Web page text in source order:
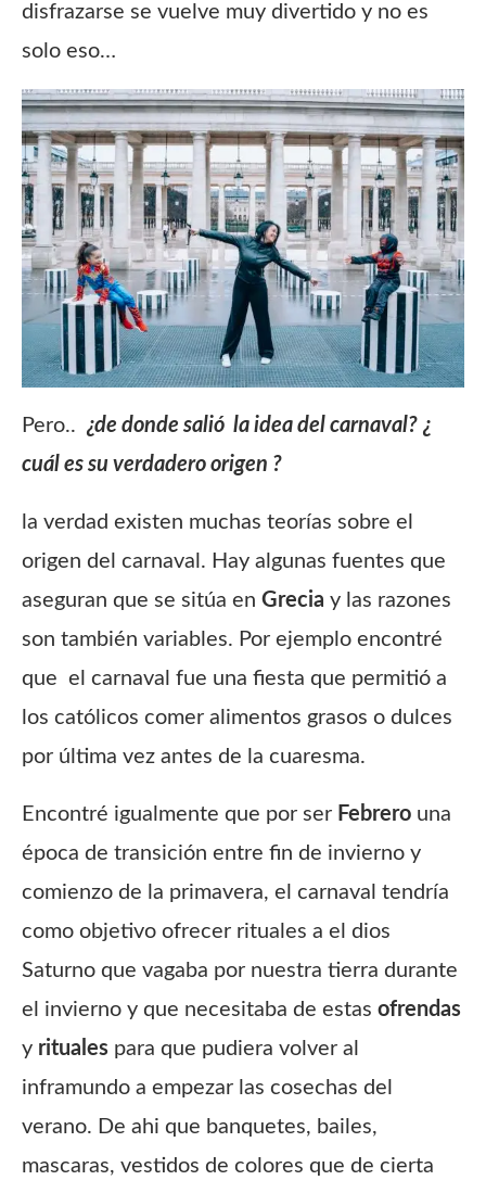
disfrazarse se vuelve muy divertido y no es
solo eso…
Pero.. ¿de donde salió la idea del carnaval? ¿
cuál es su verdadero origen ?
la verdad existen muchas teorías sobre el
origen del carnaval. Hay algunas fuentes que
aseguran que se sitúa en Grecia y las razones
son también variables. Por ejemplo encontré
que el carnaval fue una fiesta que permitió a
los católicos comer alimentos grasos o dulces
por última vez antes de la cuaresma.
Encontré igualmente que por ser Febrero una
época de transición entre fin de invierno y
comienzo de la primavera, el carnaval tendría
como objetivo ofrecer rituales a el dios
Saturno que vagaba por nuestra tierra durante
el invierno y que necesitaba de estas ofrendas
y rituales para que pudiera volver al
inframundo a empezar las cosechas del
verano. De ahi que banquetes, bailes,
mascaras, vestidos de colores que de cierta